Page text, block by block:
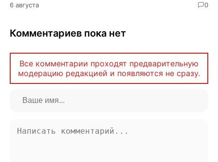
6 августа 0
Комментариев пока нет
Все комментарии проходят предварительную
модерацию редакцией и появляются не сразу.